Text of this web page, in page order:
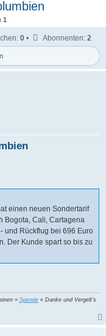
1
0 • Abonnenten: 2
einen neuen Sondertarif
Bogota, Cali, Cartagena
und Rückflug bei 696 Euro
Der Kunde spart so bis zu
» Spende« Danke und Vergelt's